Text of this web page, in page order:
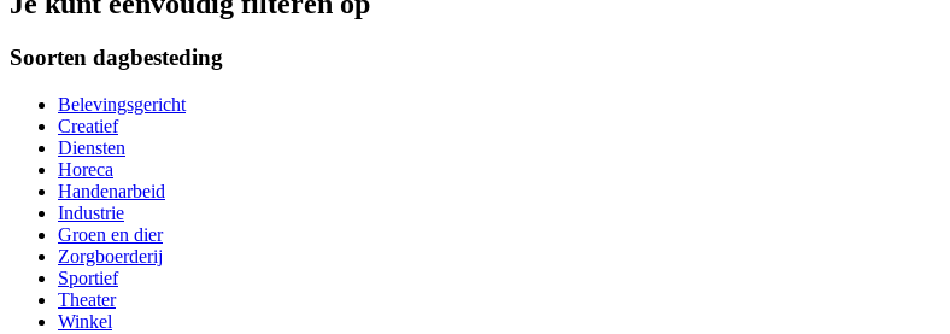
Soorten dagbesteding
Belevingsgericht
Creatief
Diensten
Horeca
Handenarbeid
Industrie
Groen en dier
Zorgboerderij
Sportief
Theater
Winkel